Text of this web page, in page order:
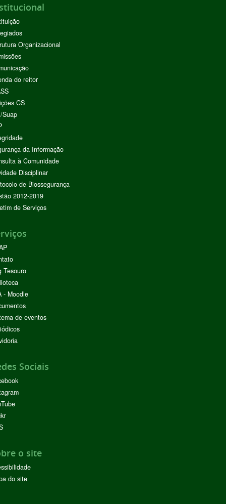
Organizacional
do reitor
CS
Suap
da Informação
à Comunidade
Disciplinar
de Biossegurança
2012-2019
de Serviços
Tesouro
- Moodle
de eventos
Sociais
o site
do site